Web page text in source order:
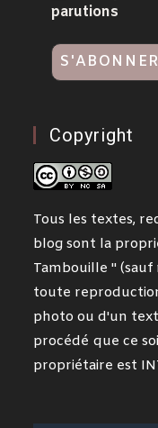
parutions
Copyright
Tous les textes,
blog sont la
Tambouille "
toute
photo ou d'un
procédé que ce
propriétaire est